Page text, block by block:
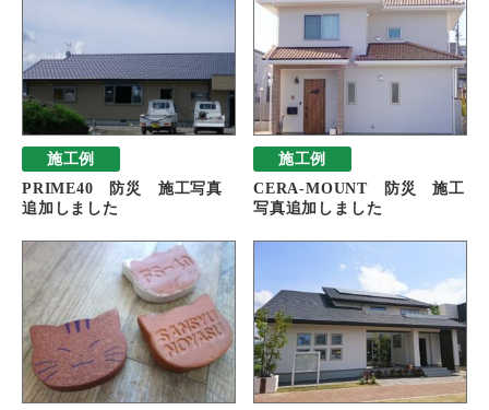
施工例
PRIME40 防災 施工写真
追加しました
施工例
CERA-MOUNT 防災 施工
写真追加しました